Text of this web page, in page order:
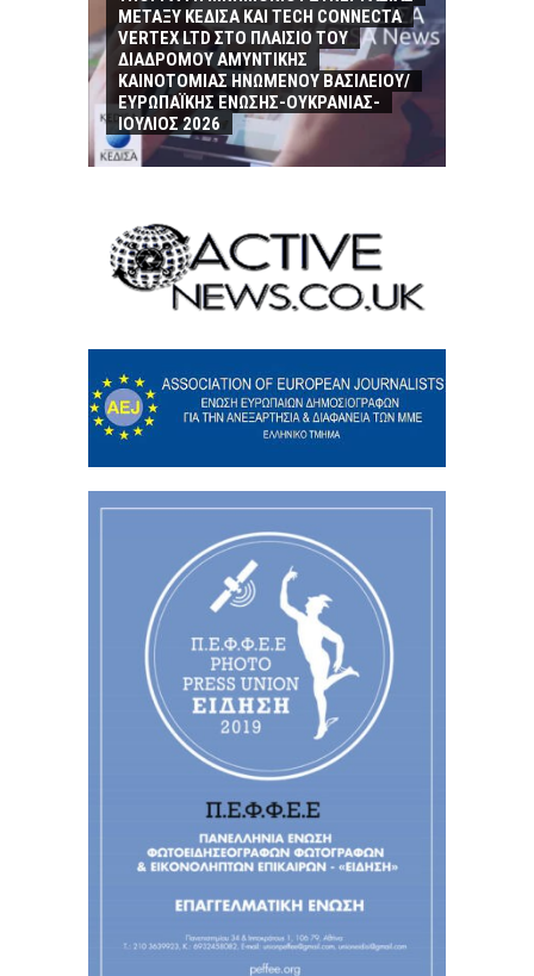
ΜΕΤΑΞΥ ΚΕΔΙΣΑ ΚΑΙ TECH CONNECTA
VERTEX LTD ΣΤΟ ΠΛΑΙΣΙΟ ΤΟΥ
ΔΙΑΔΡΟΜΟΥ ΑΜΥΝΤΙΚΗΣ
ΚΑΙΝΟΤΟΜΙΑΣ ΗΝΩΜΕΝΟΥ ΒΑΣΙΛΕΙΟΥ/
ΕΥΡΩΠΑΪΚΗΣ ΕΝΩΣΗΣ-ΟΥΚΡΑΝΙΑΣ-
ΙΟΥΛΙΟΣ 2026